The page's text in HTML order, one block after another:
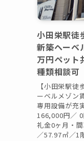
小田栄駅徒
新築ヘーベ
万円ペット
種類相談可
【小田栄駅
ーベルメゾン
専用設備が充
166,000円／
礼金0ヶ月・
／57.97㎡／1